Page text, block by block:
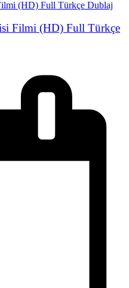
Filmi (HD) Full Türkçe